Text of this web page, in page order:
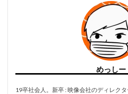
めっしー
19卒社会人。新卒 : 映像会社のディレク